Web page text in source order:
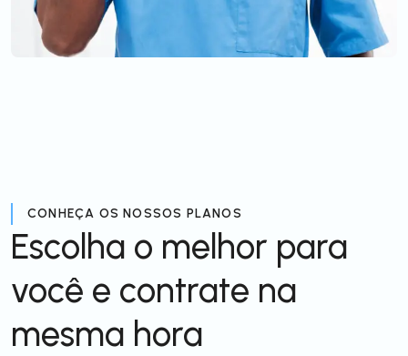
CONHEÇA OS NOSSOS PLANOS
Escolha o melhor para
você e contrate na
mesma hora